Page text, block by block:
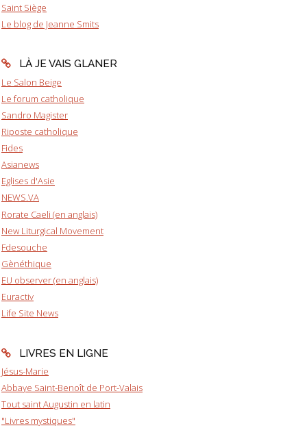
Saint Siège
Le blog de Jeanne Smits
LÀ JE VAIS GLANER
Le Salon Beige
Le forum catholique
Sandro Magister
Riposte catholique
Fides
Asianews
Eglises d'Asie
NEWS.VA
Rorate Caeli (en anglais)
New Liturgical Movement
Fdesouche
Gènéthique
EU observer (en anglais)
Euractiv
Life Site News
LIVRES EN LIGNE
Jésus-Marie
Abbaye Saint-Benoît de Port-Valais
Tout saint Augustin en latin
"Livres mystiques"